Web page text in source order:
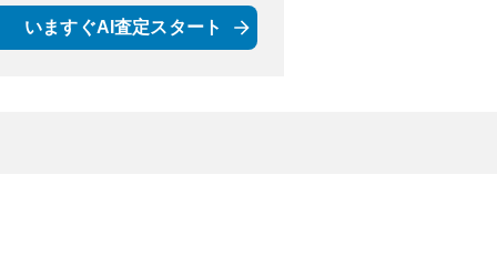
いますぐAI査定スタート